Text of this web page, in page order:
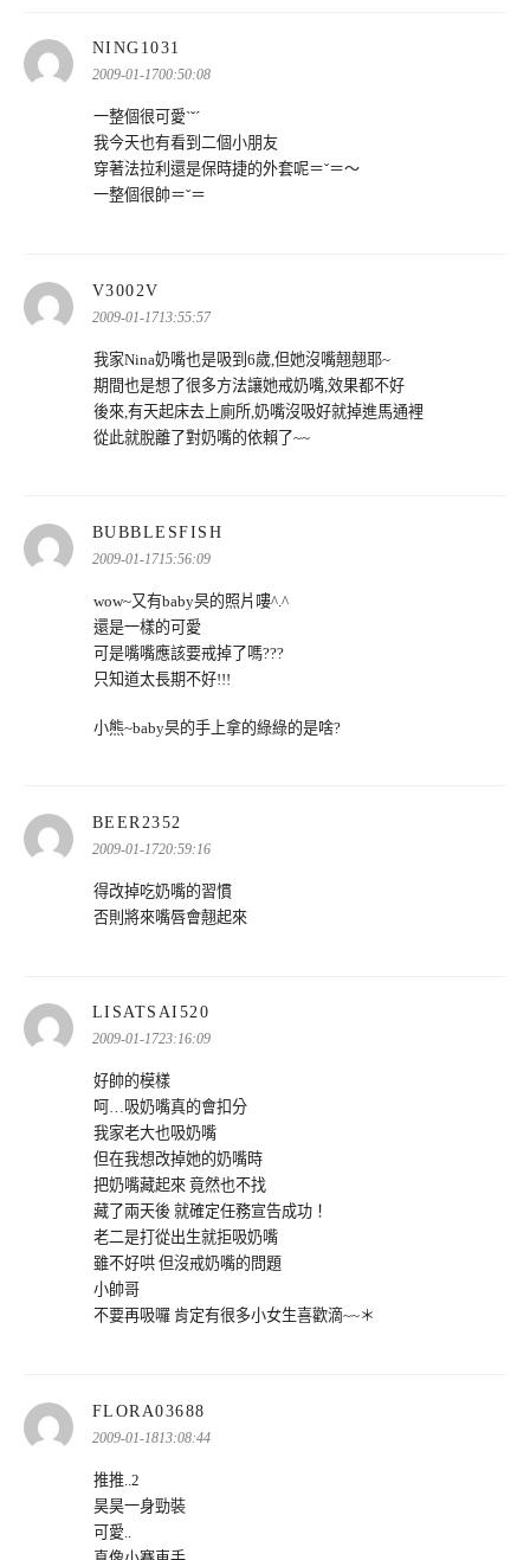
NING1031
示:
2009-01-1700:50:08
一整個很可愛ˋˇˊ
我今天也有看到二個小朋友
穿著法拉利還是保時捷的外套呢＝ˇ＝～
一整個很帥＝ˇ＝
V3002V
示:
2009-01-1713:55:57
我家Nina奶嘴也是吸到6歲,但她沒嘴翹翹耶~
期間也是想了很多方法讓她戒奶嘴,效果都不好
後來,有天起床去上廁所,奶嘴沒吸好就掉進馬通裡
從此就脫離了對奶嘴的依賴了~~
BUBBLESFISH
2009-01-1715:56:09
wow~又有baby旲的照片嘍^.^
還是一樣的可愛
可是嘴嘴應該要戒掉了嗎???
只知道太長期不好!!!
小熊~baby旲的手上拿的綠綠的是啥?
BEER2352
示:
2009-01-1720:59:16
得改掉吃奶嘴的習慣
否則將來嘴唇會翹起來
LISATSAI520
示:
2009-01-1723:16:09
好帥的模樣
呵…吸奶嘴真的會扣分
我家老大也吸奶嘴
但在我想改掉她的奶嘴時
把奶嘴藏起來 竟然也不找
藏了兩天後 就確定任務宣告成功！
老二是打從出生就拒吸奶嘴
雖不好哄 但沒戒奶嘴的問題
小帥哥
不要再吸囉 肯定有很多小女生喜歡滴~~＊
FLORA03688
示:
2009-01-1813:08:44
推推..2
昊昊一身勁裝
可愛..